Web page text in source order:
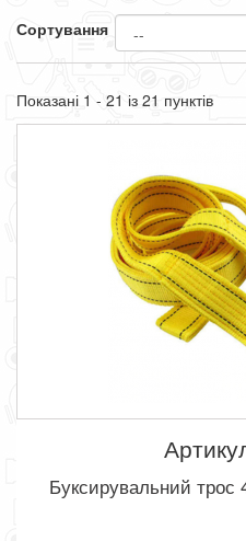
Сортування
Показані 1 - 21 із 21 пунктів
Буксирувальний трос